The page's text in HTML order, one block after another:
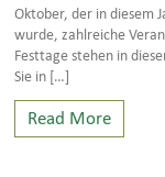
Oktober, der in diesem
wurde, zahlreiche
Festtage stehen in
Sie in […]
Read More